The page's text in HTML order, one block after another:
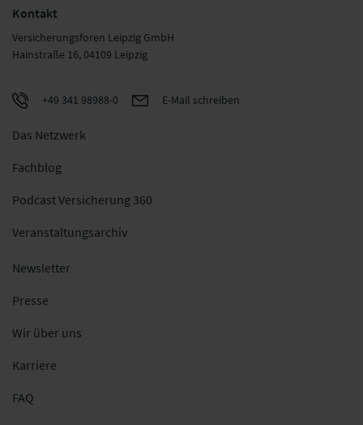
Kontakt
Versicherungsforen Leipzig GmbH
Hainstraße 16, 04109 Leipzig
+49 341 98988-0 E-Mail schreiben
Das Netzwerk
Fachblog
Podcast Versicherung 360
Veranstaltungsarchiv
Newsletter
Presse
Wir über uns
Karriere
FAQ